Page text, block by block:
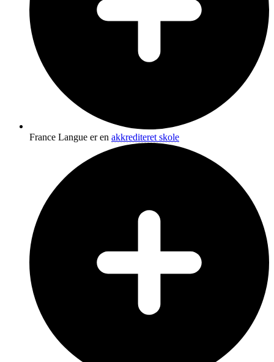
France Langue er en akkrediteret skole